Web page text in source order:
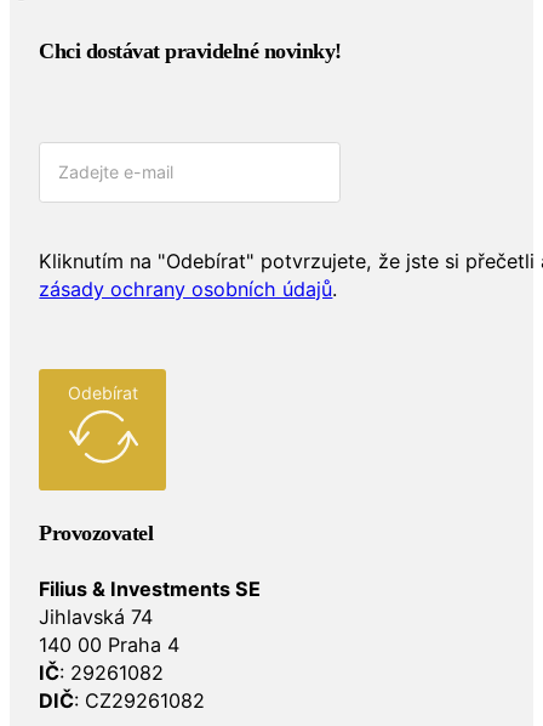
Chci dostávat pravidelné novinky!​
Kliknutím na "Odebírat" potvrzujete, že jste si přečetli
zásady ochrany osobních údajů.
Odebírat
Provozovatel
Filius & Investments SE
Jihlavská 74
140 00 Praha 4
IČ: 29261082
DIČ: CZ29261082